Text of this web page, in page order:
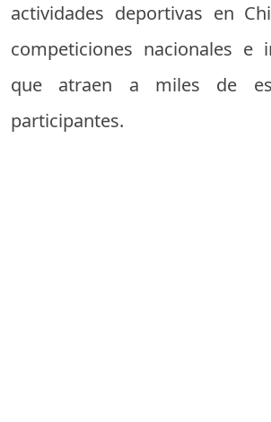
actividades deportivas en
competiciones nacionales e
que atraen a miles de
participantes.